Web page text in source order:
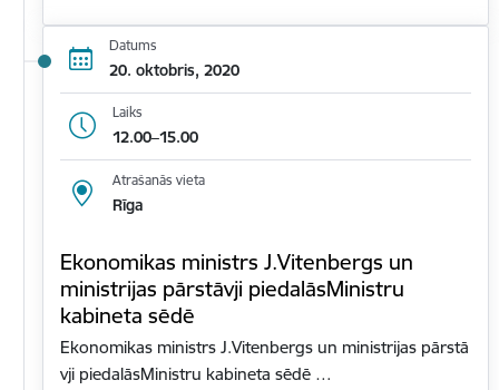
Datums
20. oktobris, 2020
Laiks
12.00–15.00
Atrašanās vieta
Rīga
Ekonomikas ministrs J.Vitenbergs un
ministrijas pārstāvji piedalāsMinistru
kabineta sēdē
Ekonomikas ministrs J.Vitenbergs un ministrijas pārstā
vji piedalāsMinistru kabineta sēdē …